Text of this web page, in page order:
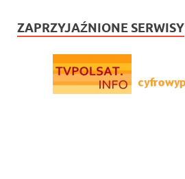
ZAPRZYJAŹNIONE SERWISY